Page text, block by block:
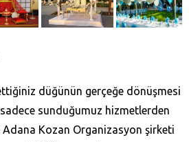
düğünün gerçeğe dönüşmesi
sunduğumuz hizmetlerden
Kozan‎ Organizasyon şirketi